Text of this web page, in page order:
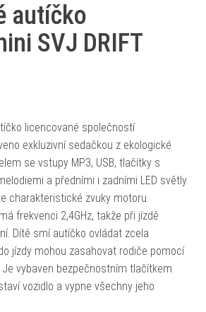
autíčko
SVJ DRIFT
licencované společností
exkluzivní sedačkou z ekologické
se vstupy MP3, USB, tlačítky s
a předními i zadními LED světly.
charakteristické zvuky motoru.
frekvenci 2,4GHz, takže při jízdě
Dítě smí autíčko ovládat zcela
jízdy mohou zasahovat rodiče pomocí
Je vybaven bezpečnostním tlačítkem
vozidlo a vypne všechny jeho